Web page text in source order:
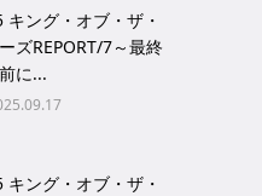
キング・オブ・ザ・
ズREPORT/7～最終
に...
キング・オブ・ザ・